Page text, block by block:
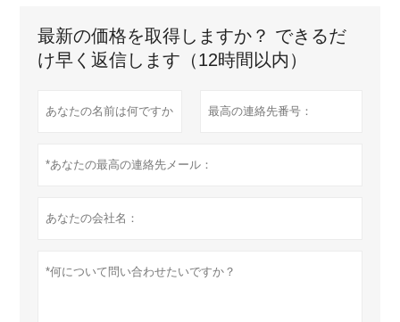
最新の価格を取得しますか？ できるだ
け早く返信します（12時間以内）